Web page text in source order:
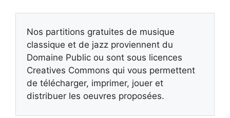
Nos partitions gratuites de musique
classique et de jazz proviennent du
Domaine Public ou sont sous licences
Creatives Commons qui vous permettent
de télécharger, imprimer, jouer et
distribuer les oeuvres proposées.